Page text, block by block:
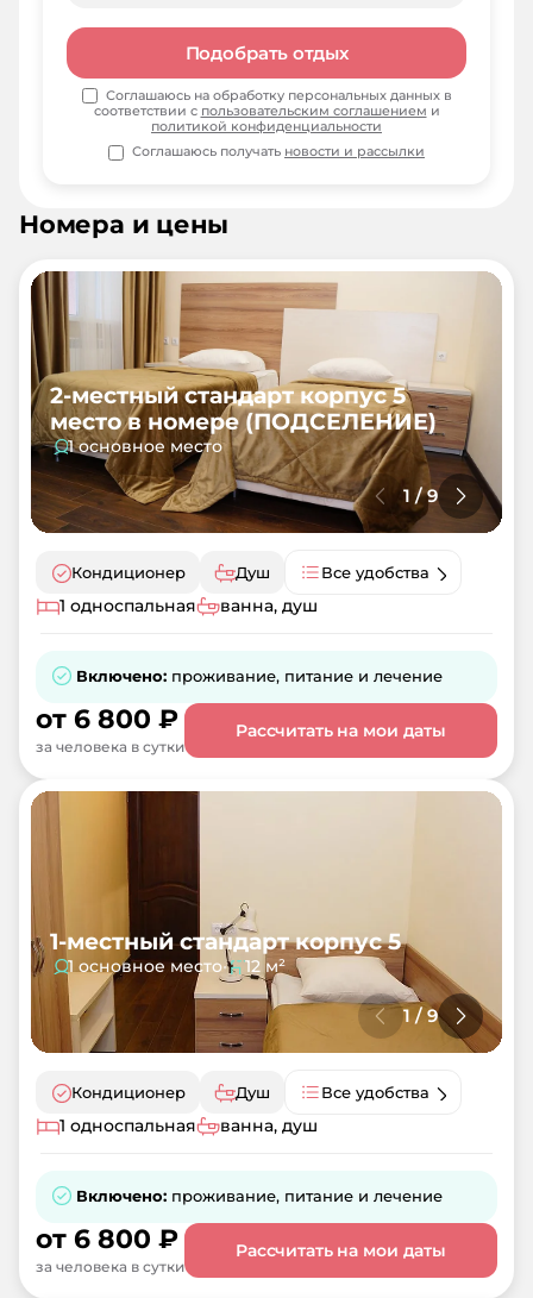
Номера и цены
2-местный стандарт корпус 5
место в номере (ПОДСЕЛЕНИЕ)
1 основное место
1 /9
Кондиционер Душ
Все удобства
1 односпальная
ванна, душ
Включено: проживание, питание и лечение
от 6 800 ₽
за человека в сутки
Рассчитать на мои даты
1-местный стандарт корпус 5
1 основное место• 12 м²
1 / 9
Кондиционер Душ
Все удобства
1 односпальная
ванна, душ
Включено: проживание, питание и лечение
от 6 800 ₽
за человека в сутки
Рассчитать на мои даты
Подобрать отдых
Соглашаюсь на обработку персональных данных в
соответствии с пользовательским соглашением и
политикой конфиденциальности
Соглашаюсь получать новости и рассылки